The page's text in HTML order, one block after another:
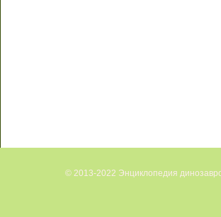
© 2013-2022 Энциклопедия